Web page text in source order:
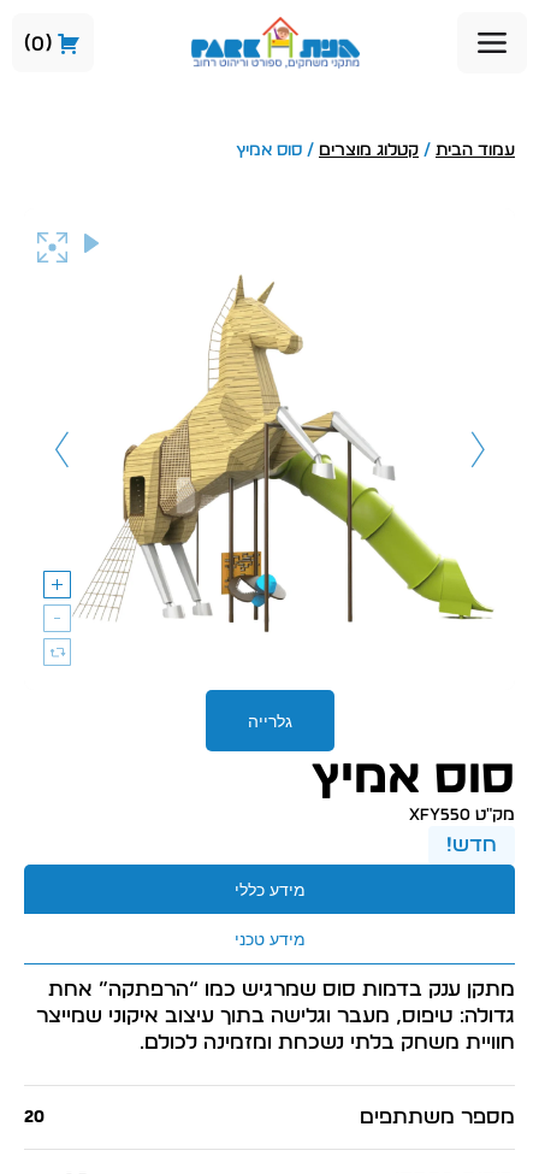
0
עמוד הבית / קטלוג מוצרים / סוס אמיץ
סוס אמיץ
מק״ט XFY550
חדש!
מידע כללי
מידע טכני
מתקן ענק בדמות סוס שמרגיש כמו “הרפתקה” אחת
גדולה: טיפוס, מעבר וגלישה בתוך עיצוב איקוני שמייצר
חוויית משחק בלתי נשכחת ומזמינה לכולם.
מספר משתתפים 20
גלרייה